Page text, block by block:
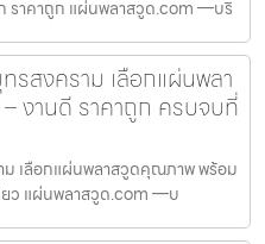
ราคาถูก แผ่นพลาสวูด.com —บริ
รสงคราม เลือกแผ่นพลา
งานดี ราคาถูก ครบจบที่
ม เลือกแผ่นพลาสวูดคุณภาพ พร้อม
ยว แผ่นพลาสวูด.com —บ